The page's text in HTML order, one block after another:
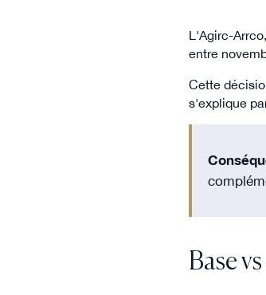
L'Agirc-Arrco,
entre
Cette
s'explique
Base